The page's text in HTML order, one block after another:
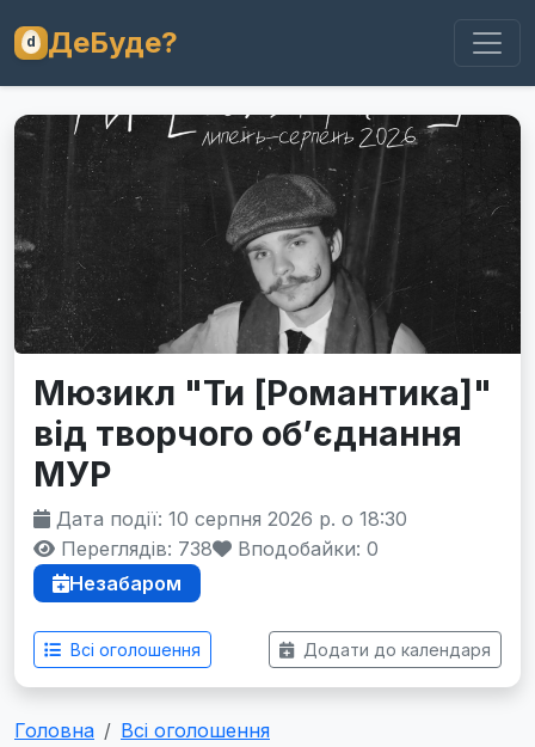
ДеБуде?
Мюзикл "Ти [Романтика]"
від творчого об’єднання
МУР
Дата події: 10 серпня 2026 р. о 18:30
Переглядів: 738
Вподобайки: 0
Незабаром
Всі оголошення Додати до календаря
Головна
Всі оголошення